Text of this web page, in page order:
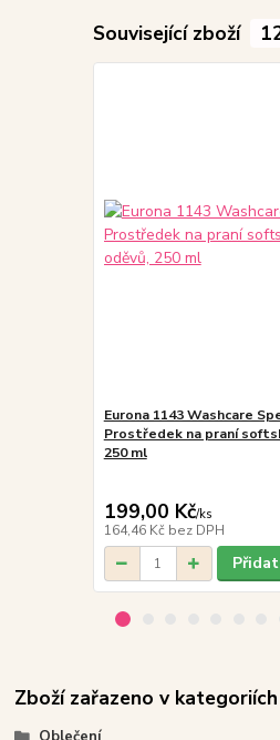
Související zboží
Eurona 1143 Washcare
Prostředek na praní
250 ml
199,00 Kč/ks
164,46 Kč bez DPH
Zboží zařazeno v kategoriích